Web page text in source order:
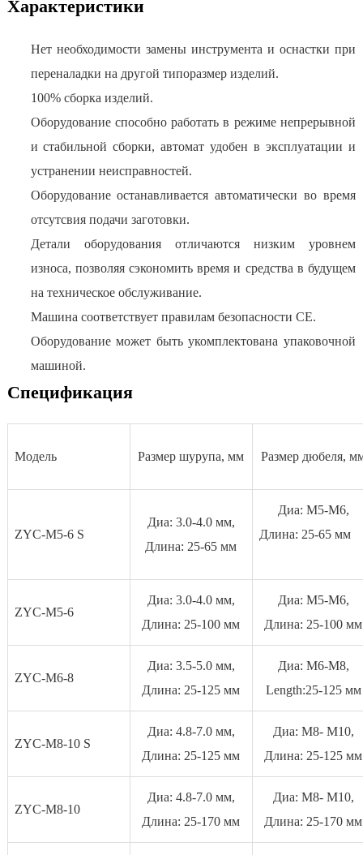
Характеристики
Нет необходимости замены инструмента и оснастки при
переналадки на другой типоразмер изделий.
100% сборка изделий.
Оборудование способно работать в режиме непрерывной
и стабильной сборки, автомат удобен в эксплуатации и
устранении неисправностей.
Оборудование останавливается автоматически во время
отсутсвия подачи заготовки.
Детали оборудования отличаются низким уровнем
износа, позволяя сэкономить время и средства в будущем
на техническое обслуживание.
Машина соответствует правилам безопасности CE.
Оборудование может быть укомплектована упаковочной
машиной.
Спецификация
Модель Размер шурупа, мм Размер дюбеля,
ZYC-M5-6 S
Диа: 3.0-4.0 мм,
Длина: 25-65 мм
Диа: M5-M6,
Длина: 25-65
ZYC-M5-6
Диа: 3.0-4.0 мм,
Длина: 25-100 мм
Диа: M5-M6,
Длина: 25-100 мм
ZYC-M6-8
Диа: 3.5-5.0 мм,
Длина: 25-125 мм
Диа: M6-M8,
Length:25-125 мм
ZYC-M8-10 S
Диа: 4.8-7.0 мм,
Длина: 25-125 мм
Диа: M8- M10,
Длина: 25-125 мм
ZYC-M8-10
Диа: 4.8-7.0 мм,
Длина: 25-170 мм
Диа: M8- M10,
Длина: 25-170 мм